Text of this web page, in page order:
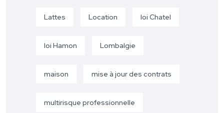
Lattes Location loi Chatel
loi Hamon Lombalgie
maison mise à jour des contrats
multirisque professionnelle